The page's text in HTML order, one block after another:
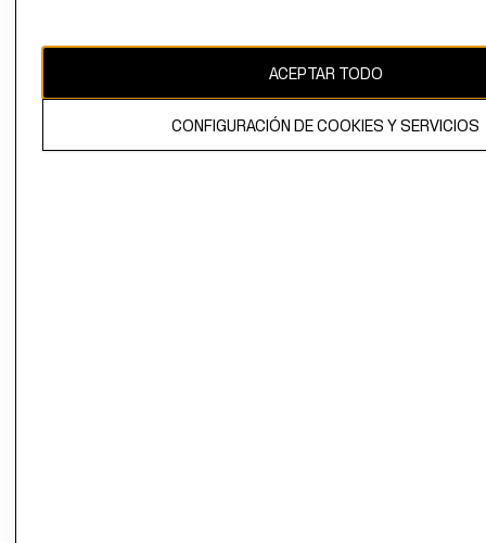
El contenido de esta página web está protegido por copyright y es
ACEPTAR TODO
CONFIGURACIÓN DE COOKIES Y SERVICIOS